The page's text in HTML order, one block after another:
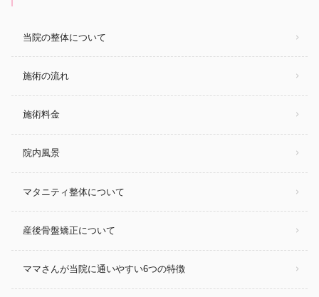
当院の整体について
施術の流れ
施術料金
院内風景
マタニティ整体について
産後骨盤矯正について
ママさんが当院に通いやすい6つの特徴